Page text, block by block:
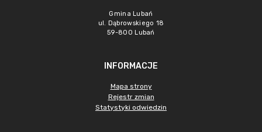
Gmina Lubań
ul. Dąbrowskiego 18
59-800 Lubań
INFORMACJE
Mapa strony
Rejestr zmian
Statystyki odwiedzin